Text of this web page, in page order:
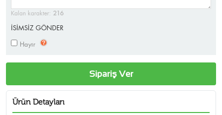
Kalan karakter: 216
İSİMSİZ GÖNDER
Hayır
Sipariş Ver
Ürün Detayları